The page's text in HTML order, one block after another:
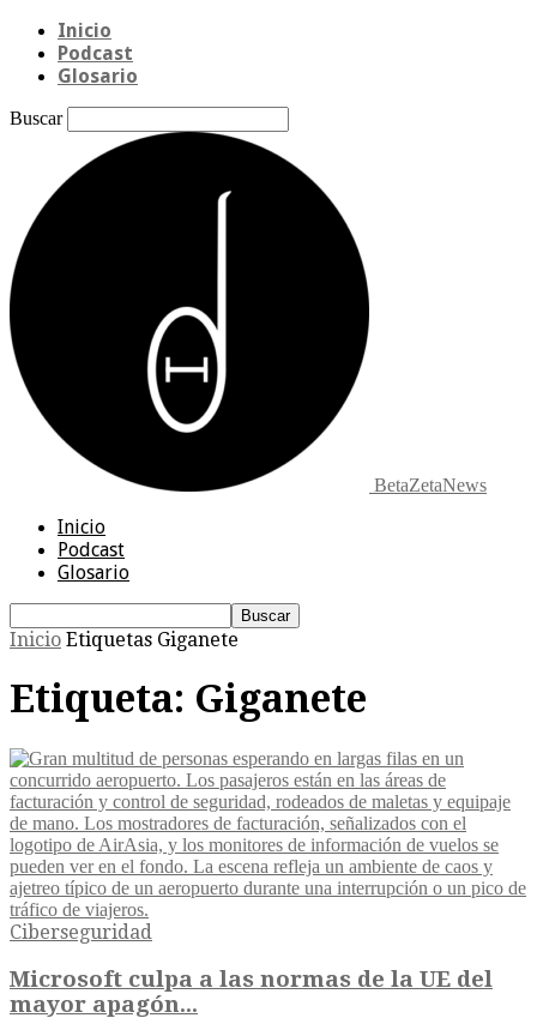
Inicio
Podcast
Glosario
Buscar
BetaZetaNews
Inicio
Podcast
Glosario
Inicio Etiquetas Giganete
Etiqueta: Giganete
Ciberseguridad
Microsoft culpa a las normas de la UE del
mayor apagón...